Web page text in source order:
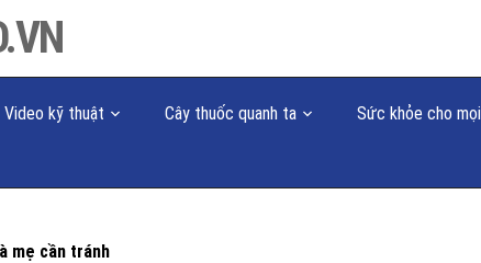
Video kỹ thuật Cây thuốc quanh ta Sức khỏe cho
mẹ cần tránh